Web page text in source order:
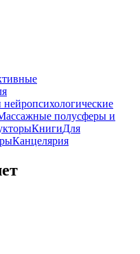
полусферы и
КнигиДля
Канцелярия